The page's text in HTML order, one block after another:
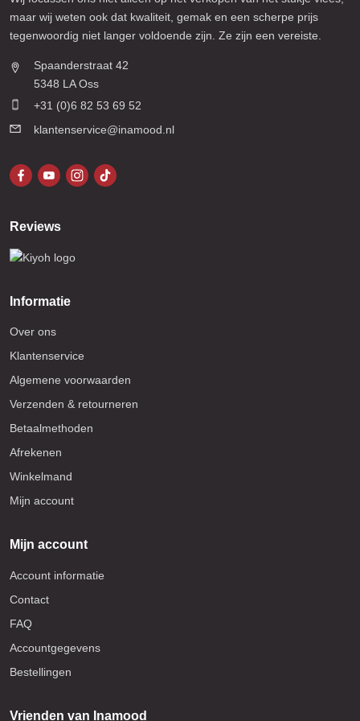
maar wij weten ook dat kwaliteit, gemak en een scherpe prijs
tegenwoordig niet langer voldoende zijn. Ze zijn een vereiste.
Spaanderstraat 42
5348 LA Oss
+31 (0)6 82 53 69 52
klantenservice@inamood.nl
Reviews
Informatie
Over ons
Klantenservice
Algemene voorwaarden
Verzenden & retourneren
Betaalmethoden
Afrekenen
Winkelmand
Mijn account
Mijn account
Account informatie
Contact
FAQ
Accountgegevens
Bestellingen
Vrienden van Inamood